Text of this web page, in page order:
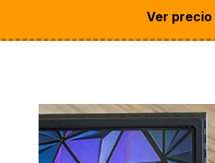
Ver precio